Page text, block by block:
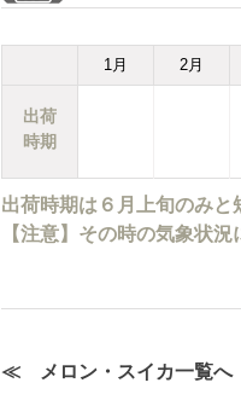
1月 2月
出荷
時期
出荷時期は６月上旬のみと
【注意】その時の気象状
≪ メロン・スイカ一覧へ